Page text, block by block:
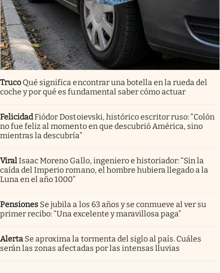
Truco Qué significa encontrar una botella en la rueda del
coche y por qué es fundamental saber cómo actuar
FelicidadFiódor Dostoievski, histórico escritor ruso: “Colón
no fue feliz al momento en que descubrió América, sino
mientras la descubría”
ViralIsaac Moreno Gallo, ingeniero e historiador: “Sin la
caída del Imperio romano, el hombre hubiera llegado a la
Luna en el año 1000”
Pensiones Se jubila a los 63 años y se conmueve al ver su
primer recibo: “Una excelente y maravillosa paga”
Alerta Se aproxima la tormenta del siglo al país. Cuáles
serán las zonas afectadas por las intensas lluvias